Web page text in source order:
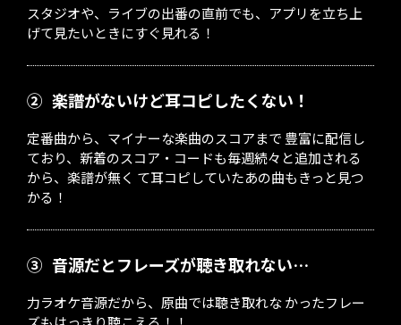
スタジオや、ライブの出番の直前でも、アプリを立ち上
げて見たいときにすぐ見れる！
② 楽譜がないけど耳コピしたくない！
定番曲から、マイナーな楽曲のスコアまで 豊富に配信し
ており、新着のスコア・コードも毎週続々と追加される
から、楽譜が無く て耳コピしていたあの曲もきっと見つ
かる！
③ 音源だとフレーズが聴き取れない…
力ラオケ音源だから、原曲では聴き取れな かったフレー